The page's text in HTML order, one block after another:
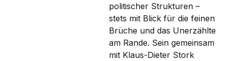
politischer Strukturen –
stets mit Blick für die feinen
Brüche und das Unerzählte
am Rande. Sein gemeinsam
mit Klaus-Dieter Stork